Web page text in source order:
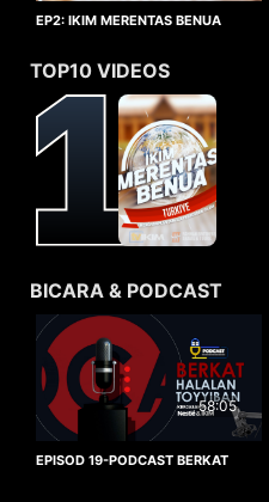
EP2: IKIM MERENTAS BENUA
TOP10 VIDEOS
BICARA & PODCAST
58:05
EPISOD 19-PODCAST BERKAT